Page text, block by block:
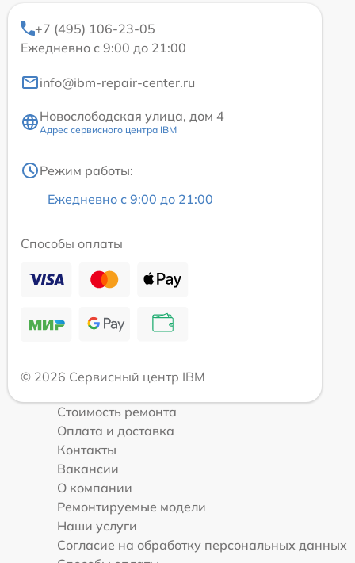
+7 (495) 106-23-05
Ежедневно с 9:00 до 21:00
info@ibm-repair-center.ru
Новослободская улица, дом 4
Адрес сервисного центра IBM
Режим работы:
Ежедневно с 9:00 до 21:00
Способы оплаты
© 2026 Сервисный центр IBM
Стоимость ремонта
Оплата и доставка
Контакты
Вакансии
О компании
Ремонтируемые модели
Наши услуги
Согласие на обработку персональных данных